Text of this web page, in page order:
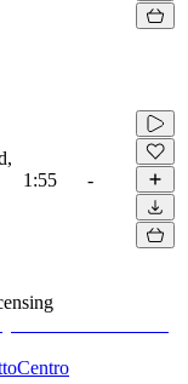
1:55 -
Centro